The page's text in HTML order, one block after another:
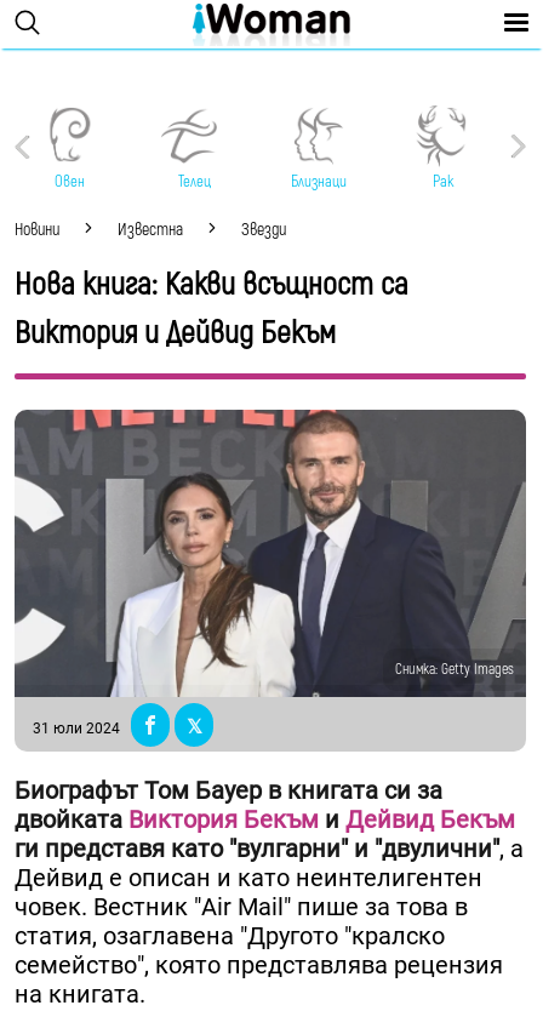
Овен Телец Близнаци Рак
Новини Известна Звезди
Нова книга: Какви всъщност са
Виктория и Дейвид Бекъм
Снимка: Getty Images
31 юли 2024
Биографът Том Бауер в книгата си за
двойката Виктория Бекъм и Дейвид Бекъм
ги представя като "вулгарни" и "двулични", а
Дейвид е описан и като неинтелигентен
човек. Вестник "Air Mail" пише за това в
статия, озаглавена "Другото "кралско
семейство", която представлява рецензия
на книгата.